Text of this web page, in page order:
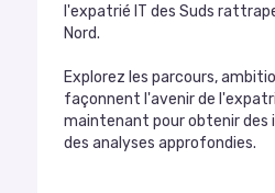
l'expatrié IT des Suds
Nord.
Explorez les parcours,
façonnent l'avenir de
maintenant pour obtenir des
des analyses approfondies.